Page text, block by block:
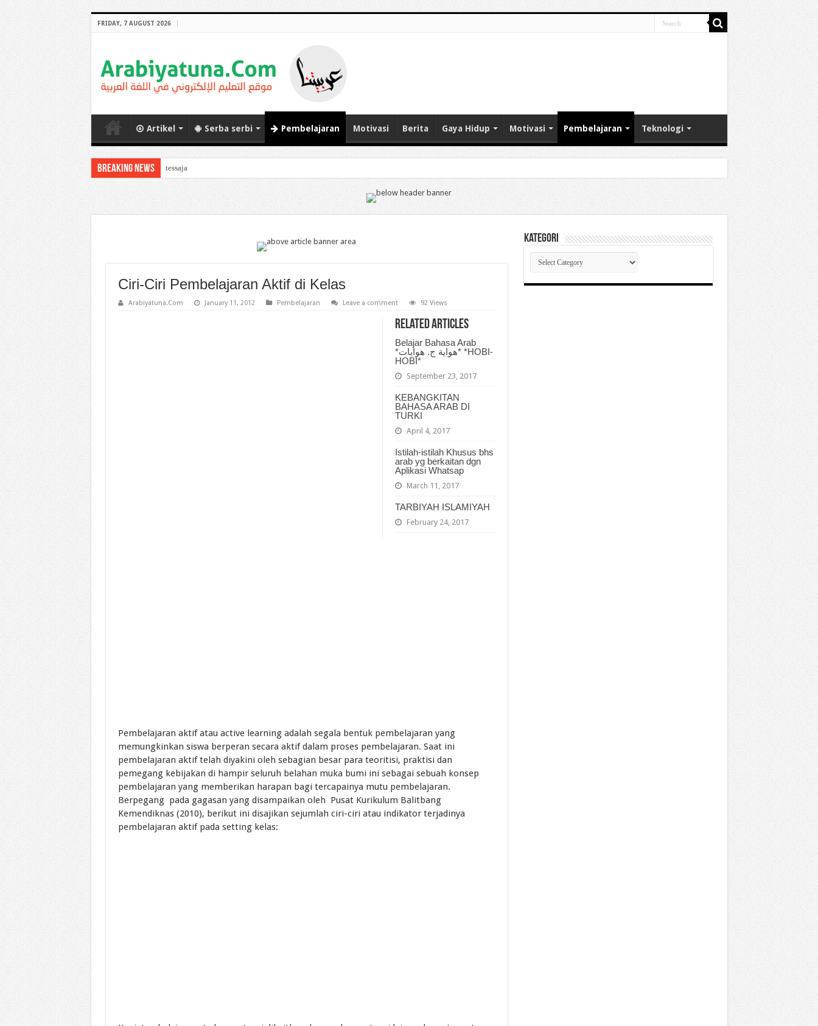
FRIDAY, 7 AUGUST 2026
Artikel Serba serbi Pembelajaran Motivasi Berita Gaya Hidup Motivasi Pembelajaran Teknologi
Breaking News Arabic Thematic
Ciri-Ciri Pembelajaran Aktif di Kelas
Arabiyatuna.Com January 11, 2012 Pembelajaran Leave a comment 92 Views
Related Articles
Belajar Bahasa Arab
*هواية ج. هوايات* *HOBI-
HOBI*
September 23, 2017
KEBANGKITAN
BAHASA ARAB DI
TURKI
April 4, 2017
Istilah-istilah Khusus bhs
arab yg berkaitan dgn
Aplikasi Whatsap
March 11, 2017
TARBIYAH ISLAMIYAH
February 24, 2017
Pembelajaran aktif atau active learning adalah segala bentuk pembelajaran yang
memungkinkan siswa berperan secara aktif dalam proses pembelajaran. Saat ini
pembelajaran aktif telah diyakini oleh sebagian besar para teoritisi, praktisi dan
pemegang kebijakan di hampir seluruh belahan muka bumi ini sebagai sebuah konsep
pembelajaran yang memberikan harapan bagi tercapainya mutu pembelajaran.
Berpegang pada gagasan yang disampaikan oleh Pusat Kurikulum Balitbang
Kemendiknas (2010), berikut ini disajikan sejumlah ciri-ciri atau indikator terjadinya
pembelajaran aktif pada setting kelas:
Kategori
Kategori